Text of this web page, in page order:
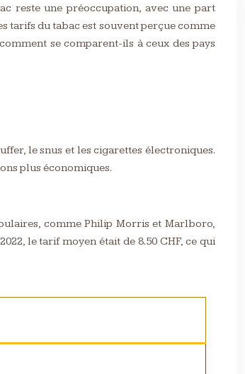
reste une préoccupation, avec une part
tarifs du tabac est souvent perçue comme
se comparent-ils à ceux des pays
le snus et les cigarettes électroniques.
plus économiques.
comme Philip Morris et Marlboro,
le tarif moyen était de 8.50 CHF, ce qui